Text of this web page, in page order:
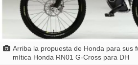
Arriba la propuesta de Honda para sus
mítica Honda RN01 G-Cross para DH